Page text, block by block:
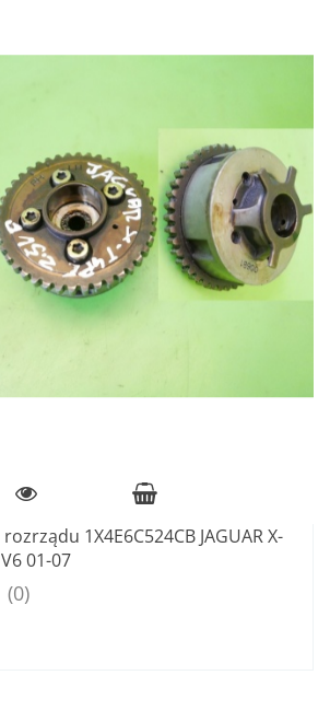
rozrządu 1X4E6C524CB JAGUAR X-
01-07
(0)